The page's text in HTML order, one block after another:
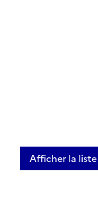
Afficher la liste